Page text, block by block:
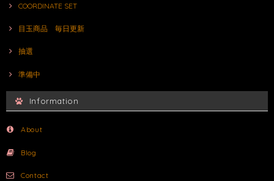
COORDINATE SET
目玉商品 毎日更新
抽選
準備中
Information
About
Blog
Contact